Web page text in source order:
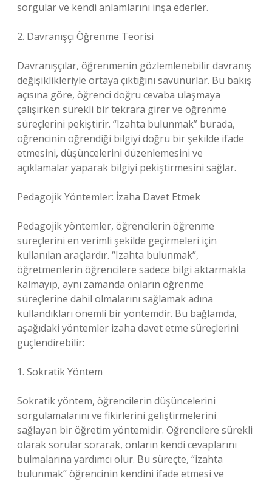
sorgular ve kendi anlamlarını inşa ederler.
2. Davranışçı Öğrenme Teorisi
Davranışçılar, öğrenmenin gözlemlenebilir davranış
değişiklikleriyle ortaya çıktığını savunurlar. Bu bakış
açısına göre, öğrenci doğru cevaba ulaşmaya
çalışırken sürekli bir tekrara girer ve öğrenme
süreçlerini pekiştirir. “Izahta bulunmak” burada,
öğrencinin öğrendiği bilgiyi doğru bir şekilde ifade
etmesini, düşüncelerini düzenlemesini ve
açıklamalar yaparak bilgiyi pekiştirmesini sağlar.
Pedagojik Yöntemler: İzaha Davet Etmek
Pedagojik yöntemler, öğrencilerin öğrenme
süreçlerini en verimli şekilde geçirmeleri için
kullanılan araçlardır. “Izahta bulunmak”,
öğretmenlerin öğrencilere sadece bilgi aktarmakla
kalmayıp, aynı zamanda onların öğrenme
süreçlerine dahil olmalarını sağlamak adına
kullandıkları önemli bir yöntemdir. Bu bağlamda,
aşağıdaki yöntemler izaha davet etme süreçlerini
güçlendirebilir:
1. Sokratik Yöntem
Sokratik yöntem, öğrencilerin düşüncelerini
sorgulamalarını ve fikirlerini geliştirmelerini
sağlayan bir öğretim yöntemidir. Öğrencilere sürekli
olarak sorular sorarak, onların kendi cevaplarını
bulmalarına yardımcı olur. Bu süreçte, “izahta
bulunmak” öğrencinin kendini ifade etmesi ve